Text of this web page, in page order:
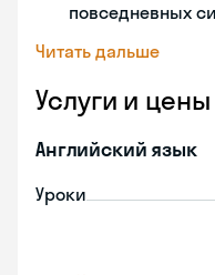
повседневных
Читать дальше
Услуги и цены
Английский язык
Уроки